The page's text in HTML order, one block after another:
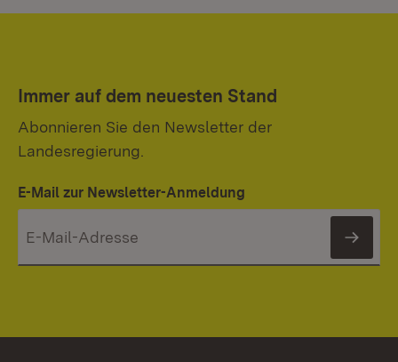
Immer auf dem neuesten Stand
Abonnieren Sie den Newsletter der
Landesregierung.
E-Mail zur Newsletter-Anmeldung